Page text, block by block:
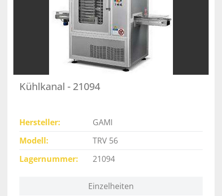
Kühlkanal - 21094
Hersteller
GAMI
Modell
TRV 56
Lagernummer
21094
Einzelheiten